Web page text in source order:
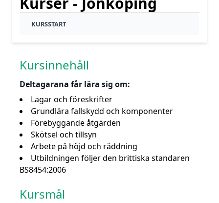
KURSSTART
Kursinnehåll
Deltagarana får lära sig om:
Lagar och föreskrifter
Grundlära fallskydd och komponenter
Förebyggande åtgärden
Skötsel och tillsyn
Arbete på höjd och räddning
Utbildningen följer den brittiska standaren
BS8454:2006
Kursmål